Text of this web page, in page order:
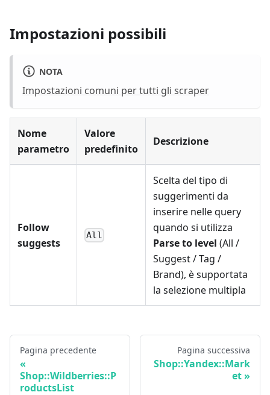
Impostazioni possibili
NOTA
Impostazioni comuni per tutti gli scraper
Nome
parametro
Valore
predefinito
Descrizione
Follow
suggests
All
Scelta del tipo di
suggerimenti da
inserire nelle query
quando si utilizza
Parse to level (All /
Suggest / Tag /
Brand), è supportata
la selezione multipla
Pagina precedente
Shop::Wildberries::P
roductsList
Pagina successiva
Shop::Yandex::Mark
et